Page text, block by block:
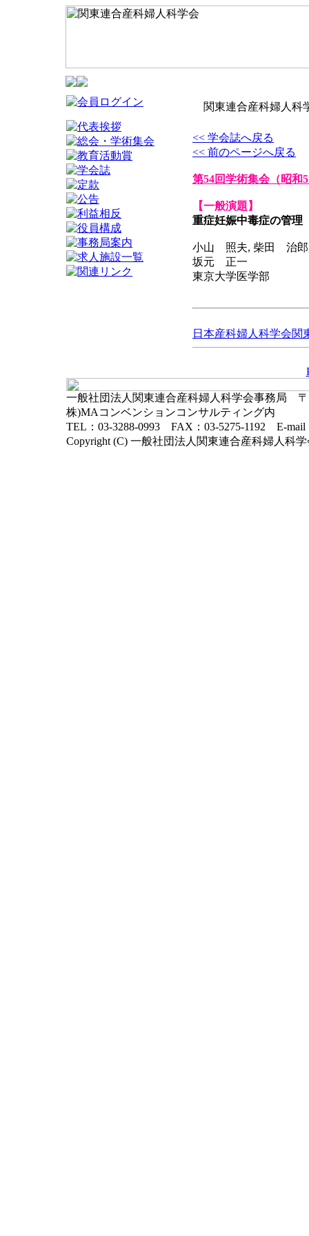
関東連合産科婦人科
<< 学会誌へ戻る
<< 前のページへ戻る
第54回学術集会（昭和
【一般演題】
重症妊娠中毒症の管理
小山 照夫, 柴田 治
坂元 正一
東京大学医学部
日本産科婦人科学会関
一般社団法人関東連合産科婦人科学会事務局 〒
株)MAコンベンションコンサルティング内
TEL：03-3288-0993 FAX：03-5275-1192 E-mail
Copyright (C) 一般社団法人関東連合産科婦人科